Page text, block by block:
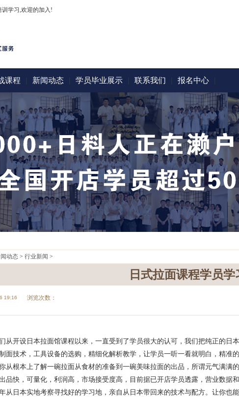
学习,欢迎的加入!
课程 | 新闻动态 | 学员毕业展示 | 联系我们 | 报名中心 |
动态 > 行业新闻 >
日式拉面课程学员学
19:16 浏览次数：
开设日本拉面馆课程以来，一直受到了学员很大的认可，我们把纯正的日
面技术，工具设备的选购，精细化解析教学，让学员一听一看就明白，精准
根本上了解一碗拉面从食材的准备到一碗美味拉面的出品，所谓元气满满
品快，可量化，利润高，市场接受度高，目前据已开店学员透露，营业数据
从日本实地考察寻找好的学习地，亲自从日本带回来的技术与配方。让你也